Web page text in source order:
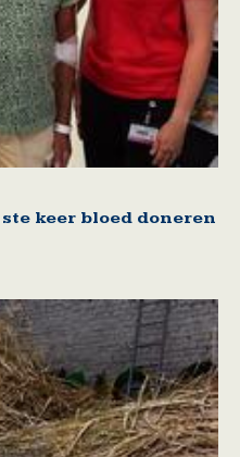
keer bloed doneren